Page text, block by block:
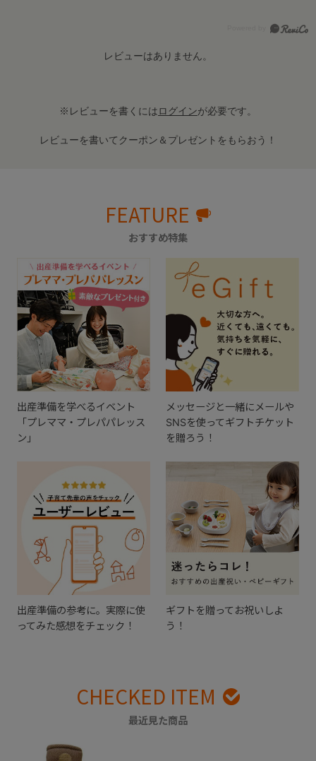
レビューはありません。
※レビューを書くにはログインが必要です。
レビューを書いてクーポン＆プレゼントをもらおう！
FEATURE
おすすめ特集
出産準備を学べるイベント
「プレママ・プレパパレッス
ン」
メッセージと一緒にメールや
SNSを使ってギフトチケット
を贈ろう！
出産準備の参考に。実際に使
ってみた感想をチェック！
ギフトを贈ってお祝いしよ
う！
CHECKED ITEM
最近見た商品